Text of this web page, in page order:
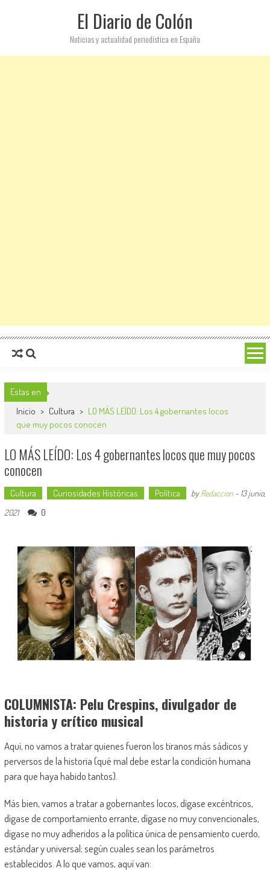
El Diario de Colón
Noticias y actualidad periodística en España
Estas en
Inicio > Cultura > LO MÁS LEÍDO: Los 4 gobernantes locos
que muy pocos conocen
LO MÁS LEÍDO: Los 4 gobernantes locos que muy pocos
conocen
Cultura Curiosidades Históricas Política byRedaccion- 13 junio,
2021
0
COLUMNISTA: Pelu Crespins, divulgador de
historia y crítico musical
Aquí, no vamos a tratar quienes fueron los tiranos más sádicos y
perversos de la historia (qué mal debe estar la condición humana
para que haya habido tantos).
Más bien, vamos a tratar a gobernantes locos, dígase excéntricos,
dígase de comportamiento errante, dígase no muy convencionales,
dígase no muy adheridos a la política única de pensamiento cuerdo,
estándar y universal; según cuales sean los parámetros
establecidos. A lo que vamos, aquí van: